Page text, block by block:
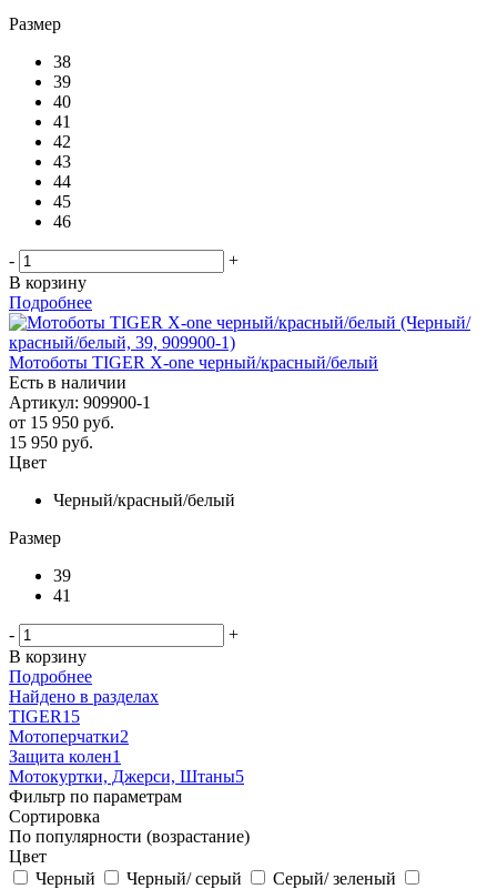
Размер
38
39
40
41
42
43
44
45
46
-
+
В корзину
Подробнее
Мотоботы TIGER X-one черный/красный/белый
Есть в наличии
Артикул: 909900-1
от 15 950 руб.
15 950 руб.
Цвет
Черный/красный/белый
Размер
39
41
-
+
В корзину
Подробнее
Найдено в разделах
TIGER15
Мотоперчатки2
Защита колен1
Мотокуртки, Джерси, Штаны5
Фильтр по параметрам
Сортировка
По популярности (возрастание)
Цвет
Черный
Черный/ серый
Серый/ зеленый